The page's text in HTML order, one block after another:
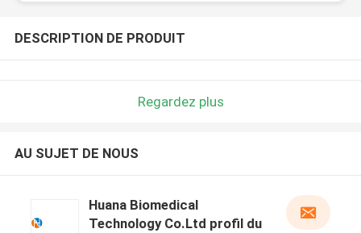
DESCRIPTION DE PRODUIT
Regardez plus
AU SUJET DE NOUS
Huana Biomedical
Technology Co.Ltd profil du